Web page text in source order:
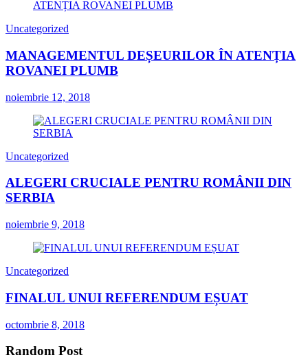
Uncategorized
MANAGEMENTUL DEȘEURILOR ÎN ATENȚIA
ROVANEI PLUMB
noiembrie 12, 2018
Uncategorized
ALEGERI CRUCIALE PENTRU ROMÂNII DIN
SERBIA
noiembrie 9, 2018
Uncategorized
FINALUL UNUI REFERENDUM EȘUAT
octombrie 8, 2018
Random Post